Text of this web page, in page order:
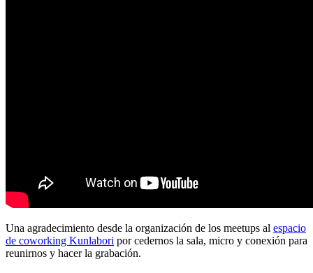
Una agradecimiento desde la organización de los meetups al espacio
de coworking Kunlabori por cedernos la sala, micro y conexión para
reunirnos y hacer la grabación.